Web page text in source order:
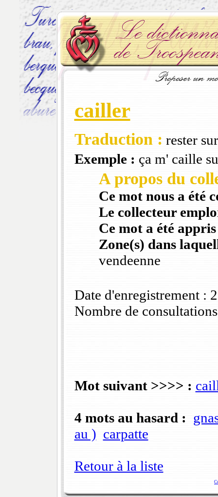
cailler
Traduction : rester
Exemple : ça m' caille
A propos du
Ce mot nous a été
Le collecteur
Ce mot a été
Zone(s) dans
vendeenne
Date d'enregistrement :
Nombre de
Mot suivant >>>> :
4 mots au hasard :
au ) carpatte
Retour à la liste